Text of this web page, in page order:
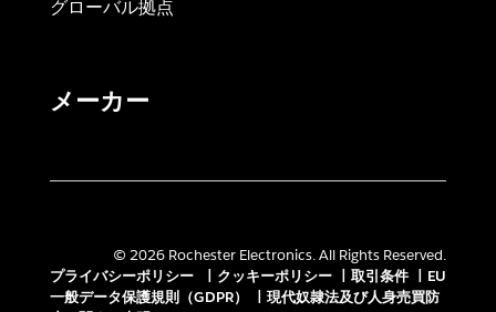
グローバル拠点
メーカー
© 2026 Rochester Electronics. All Rights Reserved.
プライバシーポリシー
クッキーポリシー 取引条件
EU
一般データ保護規則（GDPR）
現代奴隷法及び人身売買防